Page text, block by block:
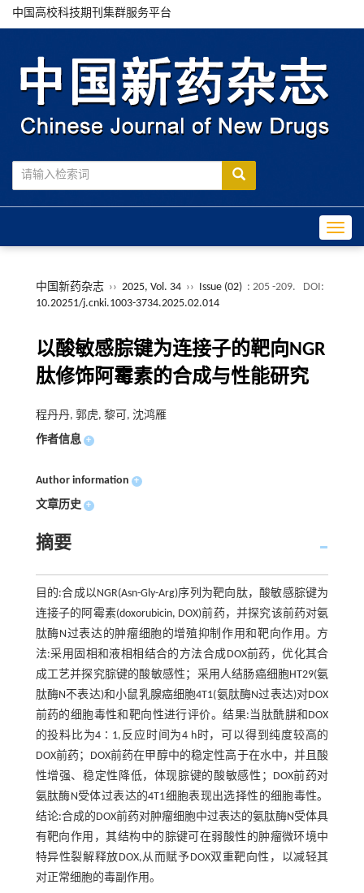
中国高校科技期刊集群服务平台
中国新药杂志 ›› 2025, Vol. 34 ›› Issue (02) : 205 -209.
DOI:
10.20251/j.cnki.1003-3734.2025.02.014
以酸敏感腙键为连接子的靶向NGR
肽修饰阿霉素的合成与性能研究
程丹丹, 郭虎, 黎可, 沈鸿雁
作者信息 +
Author information +
文章历史 +
摘要
目的:合成以NGR(Asn-Gly-Arg)序列为靶向肽，酸敏感腙键为
连接子的阿霉素(doxorubicin, DOX)前药，并探究该前药对氨
肽酶N过表达的肿瘤细胞的增殖抑制作用和靶向作用。方
法:采用固相和液相相结合的方法合成DOX前药，优化其合
成工艺并探究腙键的酸敏感性；采用人结肠癌细胞HT29(氨
肽酶N不表达)和小鼠乳腺癌细胞4T1(氨肽酶N过表达)对DOX
前药的细胞毒性和靶向性进行评价。结果:当肽酰肼和DOX
的投料比为4∶1,反应时间为4 h时，可以得到纯度较高的
DOX前药；DOX前药在甲醇中的稳定性高于在水中，并且酸
性增强、稳定性降低，体现腙键的酸敏感性；DOX前药对
氨肽酶N受体过表达的4T1细胞表现出选择性的细胞毒性。
结论:合成的DOX前药对肿瘤细胞中过表达的氨肽酶N受体具
有靶向作用，其结构中的腙键可在弱酸性的肿瘤微环境中
特异性裂解释放DOX,从而赋予DOX双重靶向性，以减轻其
对正常细胞的毒副作用。